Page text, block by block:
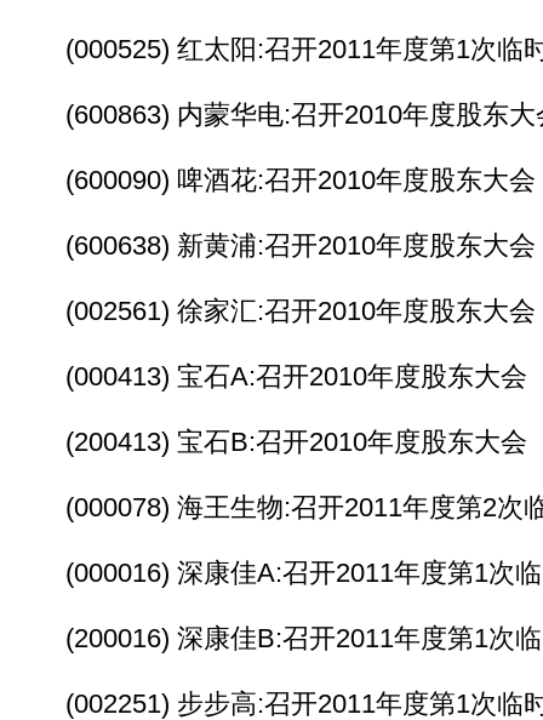
(000525) 红太阳:召开2011年度第1次临
(600863) 内蒙华电:召开2010年度股东大
(600090) 啤酒花:召开2010年度股东大会
(600638) 新黄浦:召开2010年度股东大会
(002561) 徐家汇:召开2010年度股东大会
(000413) 宝石A:召开2010年度股东大会
(200413) 宝石B:召开2010年度股东大会
(000078) 海王生物:召开2011年度第2次
(000016) 深康佳A:召开2011年度第1次临
(200016) 深康佳B:召开2011年度第1次临
(002251) 步步高:召开2011年度第1次临